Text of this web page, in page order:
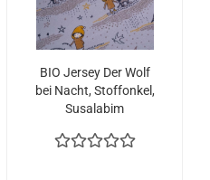
BIO Jersey Der Wolf
bei Nacht, Stoffonkel,
Susalabim